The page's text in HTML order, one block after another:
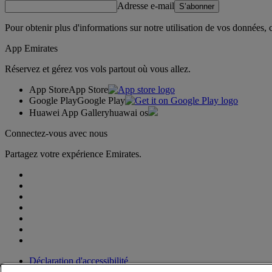
Adresse e-mail
S’abonner
Pour obtenir plus d'informations sur notre utilisation de vos données,
App Emirates
Réservez et gérez vos vols partout où vous allez.
App StoreApp Store
Google PlayGoogle Play
Huawei App Galleryhuawai os
Connectez-vous avec nous
Partagez votre expérience Emirates.
Déclaration d'accessibilité